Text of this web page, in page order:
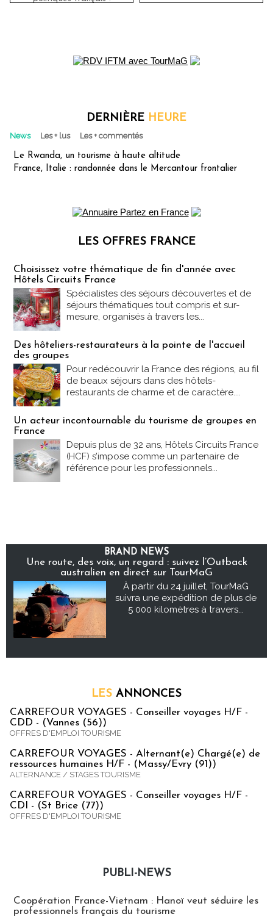
DERNIÈRE HEURE
News Les + lus Les + commentés
Le Rwanda, un tourisme à haute altitude
France, Italie : randonnée dans le Mercantour frontalier
LES OFFRES FRANCE
Choisissez votre thématique de fin d'année avec
Hôtels Circuits France
Spécialistes des séjours découvertes et de
séjours thématiques tout compris et sur-
mesure, organisés à travers les...
Des hôteliers-restaurateurs à la pointe de l'accueil
des groupes
Pour redécouvrir la France des régions, au fil
de beaux séjours dans des hôtels-
restaurants de charme et de caractère....
Un acteur incontournable du tourisme de groupes en
France
Depuis plus de 32 ans, Hôtels Circuits France
(HCF) s’impose comme un partenaire de
référence pour les professionnels...
BRAND NEWS
Une route, des voix, un regard : suivez l’Outback
australien en direct sur TourMaG
À partir du 24 juillet, TourMaG
suivra une expédition de plus de
5 000 kilomètres à travers...
LES ANNONCES
CARREFOUR VOYAGES - Conseiller voyages H/F -
CDD - (Vannes (56))
OFFRES D'EMPLOI TOURISME
CARREFOUR VOYAGES - Alternant(e) Chargé(e) de
ressources humaines H/F - (Massy/Evry (91))
ALTERNANCE / STAGES TOURISME
CARREFOUR VOYAGES - Conseiller voyages H/F -
CDI - (St Brice (77))
OFFRES D'EMPLOI TOURISME
PUBLI-NEWS
Coopération France-Vietnam : Hanoï veut séduire les
professionnels français du tourisme